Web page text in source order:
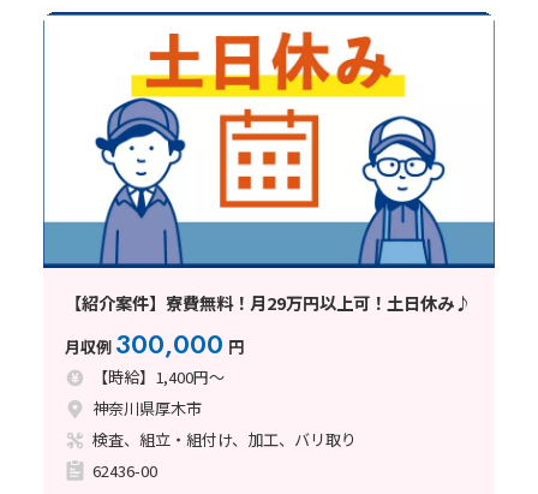
【紹介案件】寮費無料！月29万円以上可！土日休み♪
月収例 300,000 円
【時給】1,400円～
神奈川県厚木市
検査、組立・組付け、加工、バリ取り
62436-00